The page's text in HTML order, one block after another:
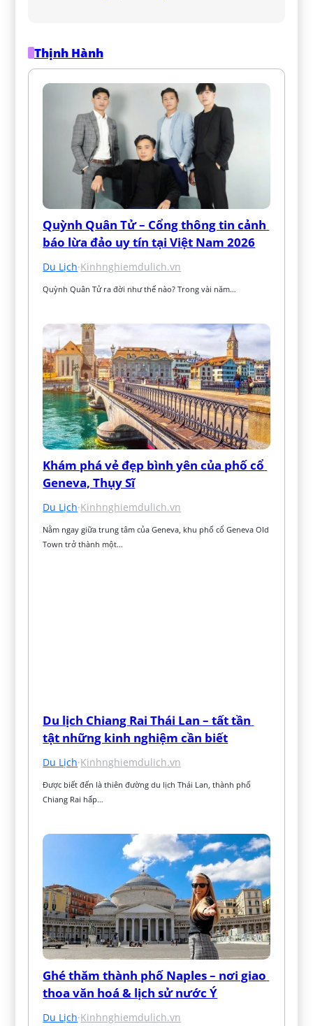
Thịnh Hành
Quỳnh Quân Tử – Cổng thông tin cảnh
báo lừa đảo uy tín tại Việt Nam 2026
Du Lịch·Kinhnghiemdulich.vn
Quỳnh Quân Tử ra đời như thế nào? Trong vài năm…
Khám phá vẻ đẹp bình yên của phố cổ
Geneva, Thụy Sĩ
Du Lịch·Kinhnghiemdulich.vn
Nằm ngay giữa trung tâm của Geneva, khu phố cổ Geneva Old
Town trở thành một…
Du lịch Chiang Rai Thái Lan – tất tần
tật những kinh nghiệm cần biết
Du Lịch·Kinhnghiemdulich.vn
Được biết đến là thiên đường du lịch Thái Lan, thành phố
Chiang Rai hấp…
Ghé thăm thành phố Naples – nơi giao
thoa văn hoá & lịch sử nước Ý
Du Lịch·Kinhnghiemdulich.vn